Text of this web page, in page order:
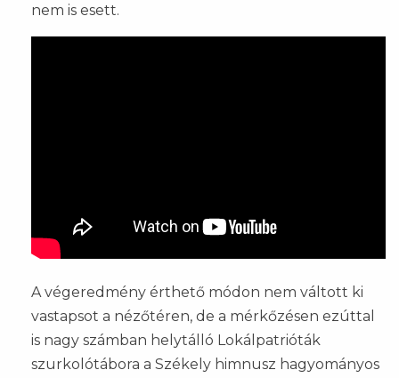
nem is esett.
A végeredmény érthető módon nem váltott ki
vastapsot a nézőtéren, de a mérkőzésen ezúttal
is nagy számban helytálló Lokálpatrióták
szurkolótábora a Székely himnusz hagyományos